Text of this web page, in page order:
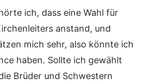
ich, dass eine Wahl für
anstand, und
mich sehr, also könnte ich
haben. Sollte ich gewählt
Brüder und Schwestern